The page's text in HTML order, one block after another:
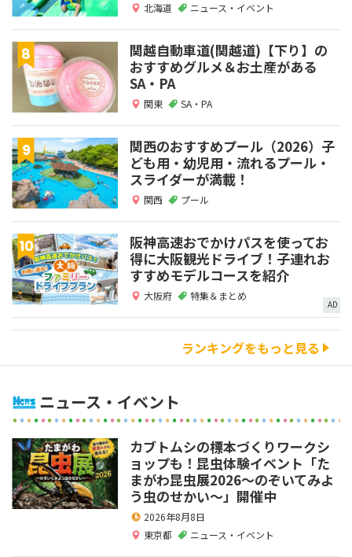
北海道 ニュース・イベント
関越自動車道(関越道)【下り】の
おすすめグルメ＆お土産がある
SA・PA
関東 SA・PA
関西のおすすめプール（2026）子
ども用・幼児用・流れるプール・
スライダーが満載！
関西 プール
阪神高速おでかけパスを使ってお
得に大阪観光ドライブ！子連れお
すすめモデルコースを紹介
大阪府 特集＆まとめ
AD
ランキングをもっと見る
ニュース・イベント
カブトムシの標本づくりワークシ
ョップも！昆虫体験イベント「た
まがわ昆虫展2026～のぞいてみよ
う虫のせかい～」開催中
2026年8月8日
東京都
ニュース・イベント